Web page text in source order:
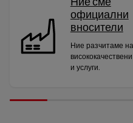
официални
вносители
Ние разчитаме на
и услуги.